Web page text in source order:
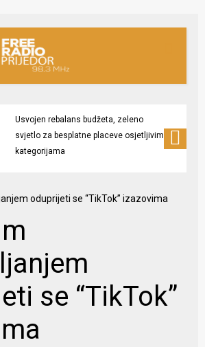
Usvojen rebalans budžeta, zeleno
svjetlo za besplatne placeve osjetljivim
kategorijama
se “TikTok”